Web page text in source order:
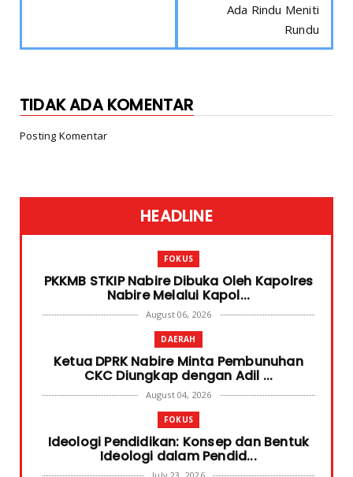
Ada Rindu Meniti
Rundu
TIDAK ADA KOMENTAR
Posting Komentar
HEADLINE
FOKUS
PKKMB STKIP Nabire Dibuka Oleh Kapolres
Nabire Melalui Kapol...
August 06, 2026
DAERAH
Ketua DPRK Nabire Minta Pembunuhan
CKC Diungkap dengan Adil ...
August 04, 2026
FOKUS
Ideologi Pendidikan: Konsep dan Bentuk
Ideologi dalam Pendid...